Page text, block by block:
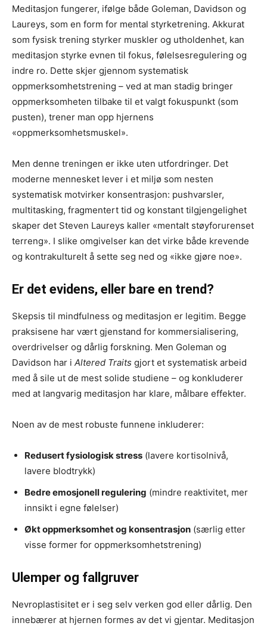
Meditasjon fungerer, ifølge både Goleman, Davidson og
Laureys, som en form for mental styrketrening. Akkurat
som fysisk trening styrker muskler og utholdenhet, kan
meditasjon styrke evnen til fokus, følelsesregulering og
indre ro. Dette skjer gjennom systematisk
oppmerksomhetstrening – ved at man stadig bringer
oppmerksomheten tilbake til et valgt fokuspunkt (som
pusten), trener man opp hjernens
«oppmerksomhetsmuskel».
Men denne treningen er ikke uten utfordringer. Det
moderne mennesket lever i et miljø som nesten
systematisk motvirker konsentrasjon: pushvarsler,
multitasking, fragmentert tid og konstant tilgjengelighet
skaper det Steven Laureys kaller «mentalt støyforurenset
terreng». I slike omgivelser kan det virke både krevende
og kontrakulturelt å sette seg ned og «ikke gjøre noe».
Er det evidens, eller bare en trend?
Skepsis til mindfulness og meditasjon er legitim. Begge
praksisene har vært gjenstand for kommersialisering,
overdrivelser og dårlig forskning. Men Goleman og
Davidson har i Altered Traits gjort et systematisk arbeid
med å sile ut de mest solide studiene – og konkluderer
med at langvarig meditasjon har klare, målbare effekter.
Noen av de mest robuste funnene inkluderer:
Redusert fysiologisk stress (lavere kortisolnivå,
lavere blodtrykk)
Bedre emosjonell regulering (mindre reaktivitet, mer
innsikt i egne følelser)
Økt oppmerksomhet og konsentrasjon (særlig etter
visse former for oppmerksomhetstrening)
Ulemper og fallgruver
Nevroplastisitet er i seg selv verken god eller dårlig. Den
innebærer at hjernen formes av det vi gjentar. Meditasjon